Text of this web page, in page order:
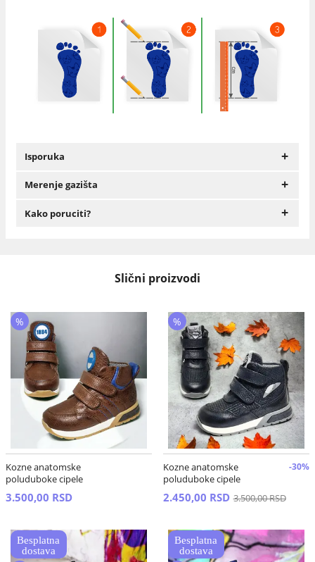
Isporuka +
Merenje gazišta +
Kako poruciti? +
Slični proizvodi
Kozne anatomske
poluduboke cipele
3.500,00 RSD
%
Kozne anatomske
poluduboke cipele
-30%
2.450,00 RSD 3.500,00 RSD
%